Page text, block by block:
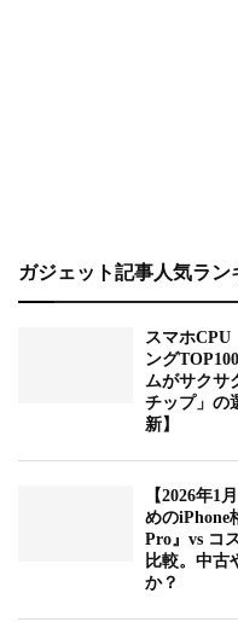
ガジェット記事人気ラン
スマホCPU
ング
ムがサクサ
チップ」の
新】
【2026年1
めのiPhone
Pro』vs コ
比較。中古
か？